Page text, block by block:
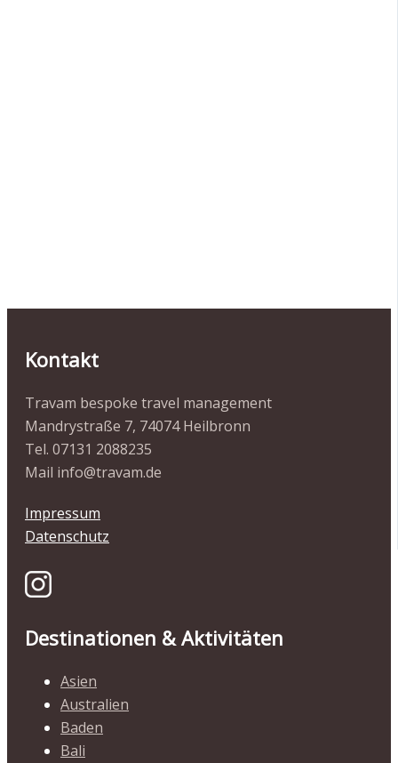
Kontakt
Travam bespoke travel management
Mandrystraße 7, 74074 Heilbronn
Tel. 07131 2088235
Mail info@travam.de
Impressum
Datenschutz
Destinationen & Aktivitäten
Asien
Australien
Baden
Bali